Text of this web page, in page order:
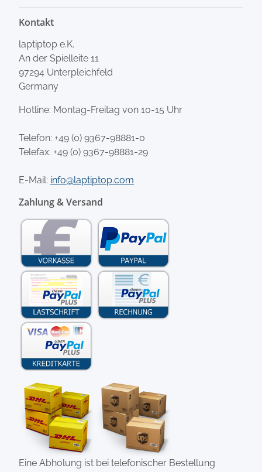
Kontakt
laptiptop e.K.
An der Spielleite 11
97294 Unterpleichfeld
Germany
Hotline: Montag-Freitag von 10-15 Uhr
Telefon: +49 (0) 9367-98881-0
Telefax: +49 (0) 9367-98881-29
E-Mail: info@laptiptop.com
Zahlung & Versand
Eine Abholung ist bei telefonischer Bestellung